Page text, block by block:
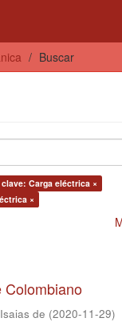
Buscar
Carga eléctrica ×
×
Colombiano
de (2020-11-29)